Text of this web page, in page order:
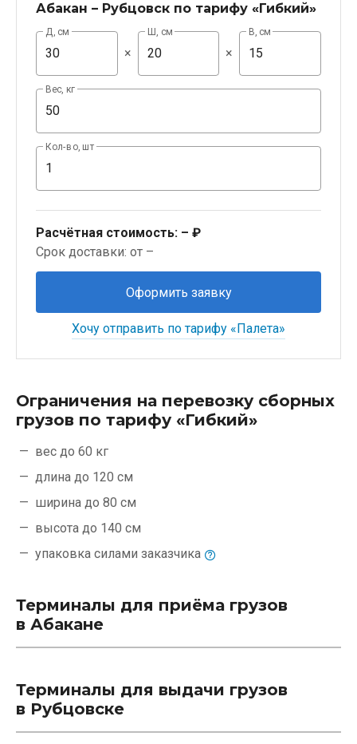
Абакан – Рубцовск по тарифу «Гибкий»
Д, см
×
Ш, см
×
В, см
Вес, кг
Кол-во, шт
Расчётная стоимость: – ₽
Срок доставки: от –
Оформить заявку
Хочу отправить по тарифу «Палета»
Ограничения на перевозку сборных
грузов по тарифу «Гибкий»
вес до 60 кг
длина до 120 см
ширина до 80 см
высота до 140 см
упаковка силами заказчика
Терминалы для приёма грузов
в Абакане
Терминалы для выдачи грузов
в Рубцовске